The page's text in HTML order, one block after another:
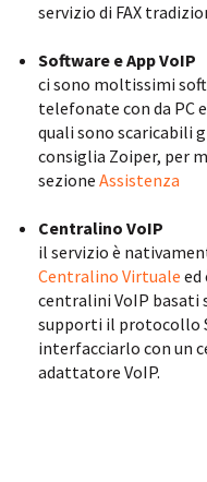
servizio di FAX
Software e App VoIP
ci sono moltissimi
telefonate con da PC
quali sono scaricabili
consiglia Zoiper, per
sezione Assistenza
Centralino VoIP
il servizio è
Centralino Virtuale ed
centralini VoIP basati
supporti il protocollo
interfacciarlo con un
adattatore VoIP.